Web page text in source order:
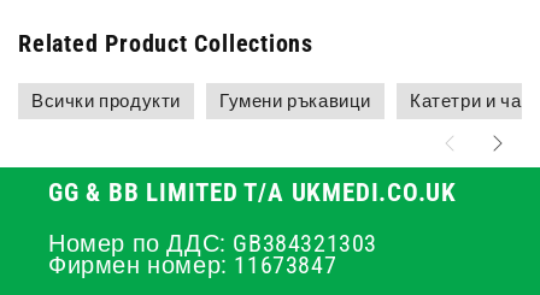
Related Product Collections
Всички продукти Гумени ръкавици Катетри и
GG & BB LIMITED T/A UKMEDI.CO.UK
Номер по ДДС: GB384321303
Фирмен номер: 11673847